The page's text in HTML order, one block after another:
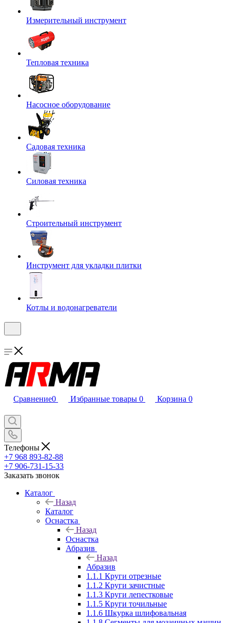
Измерительный инструмент
Тепловая техника
Насосное оборудование
Садовая техника
Силовая техника
Строительный инструмент
Инструмент для укладки плитки
Котлы и водонагреватели
Сравнение0 Избранные товары 0 Корзина 0
Телефоны
+7 968 893-82-88
+7 906-731-15-33
Заказать звонок
Каталог
Назад
Каталог
Оснастка
Назад
Оснастка
Абразив
Назад
Абразив
1.1.1 Круги отрезные
1.1.2 Круги зачистные
1.1.3 Круги лепестковые
1.1.5 Круги точильные
1.1.6 Шкурка шлифовальная